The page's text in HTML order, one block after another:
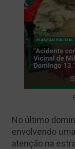
No último
envolvendo
atenção na